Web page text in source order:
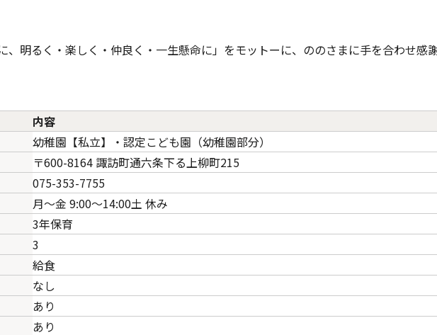
、明るく・楽しく・仲良く・一生懸命に」をモットーに、ののさまに手を合わせ感
内容
幼稚園【私立】・認定こども園（幼稚園部分）
〒600-8164 諏訪町通六条下る上柳町215
075-353-7755
月～金 9:00～14:00土 休み
3年保育
3
給食
なし
あり
あり